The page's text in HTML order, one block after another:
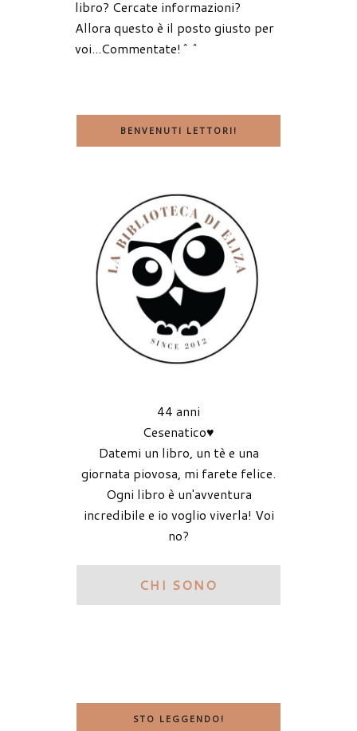
libro? Cercate informazioni?
Allora questo è il posto giusto per
voi...Commentate!^^
BENVENUTI LETTORI!
44 anni
Cesenatico♥
Datemi un libro, un tè e una
giornata piovosa, mi farete felice.
Ogni libro è un'avventura
incredibile e io voglio viverla! Voi
no?
CHI SONO
STO LEGGENDO!